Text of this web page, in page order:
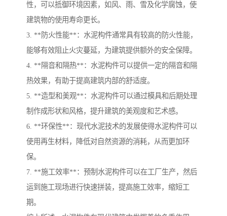
性，可以抵御环境因素，如风、雨、雪及化学腐蚀，使
建筑物的使用寿命更长。
3. **防火性能**：水泥构件通常具有较高的防火性能，
能够有效阻止火灾蔓延，为建筑提供额外的安全保障。
4. **隔音和隔热**：水泥构件可以提供一定的隔音和隔
热效果，有助于提高建筑内部的舒适度。
5. **造型和美观**：水泥构件可以通过模具和后期处理
制作成形状和风格，提升建筑的美观度和艺术感。
6. **环保性**：现代水泥技术的发展使得水泥构件可以
使用再生材料，降低对自然资源的消耗，从而更加环
保。
7. **施工效率**：预制水泥构件可以在工厂生产，然后
运到施工现场进行快速拼装，提高施工效率，缩短工
期。